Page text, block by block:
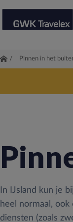
/ Pinnen in het
In IJsland kun je
heel normaal,
diensten (zoals